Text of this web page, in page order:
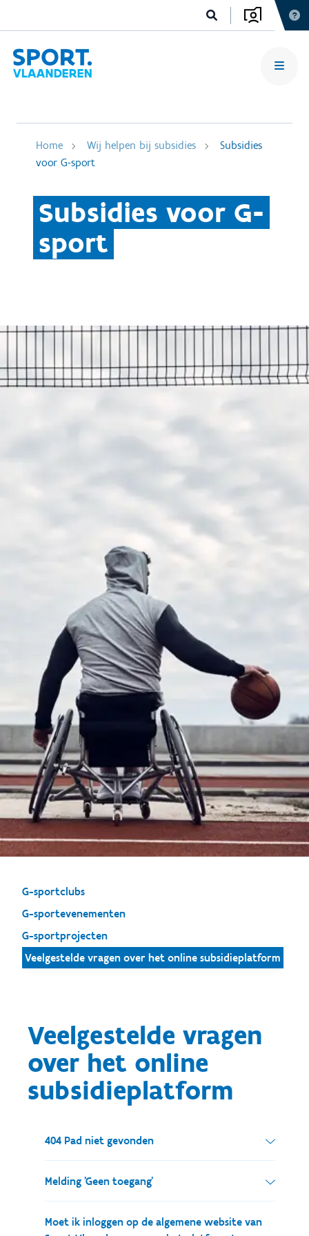
Home Wij helpen bij subsidies
Subsidies
voor G-sport
Subsidies voor G-
sport
G-sportclubs
G-sportevenementen
G-sportprojecten
Veelgestelde vragen over het online subsidieplatform
Veelgestelde vragen
over het online
subsidieplatform
404 Pad niet gevonden
Wanneer je deze melding te zien krijgt raden we
Melding 'Geen toegang'
Wanneer je onderstaande boodschap te zien
Moet ik inloggen op de algemene website van